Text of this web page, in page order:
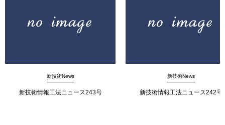
新技術News
新技術情報工法ニュース243号
新技術News
新技術情報工法ニュース242号